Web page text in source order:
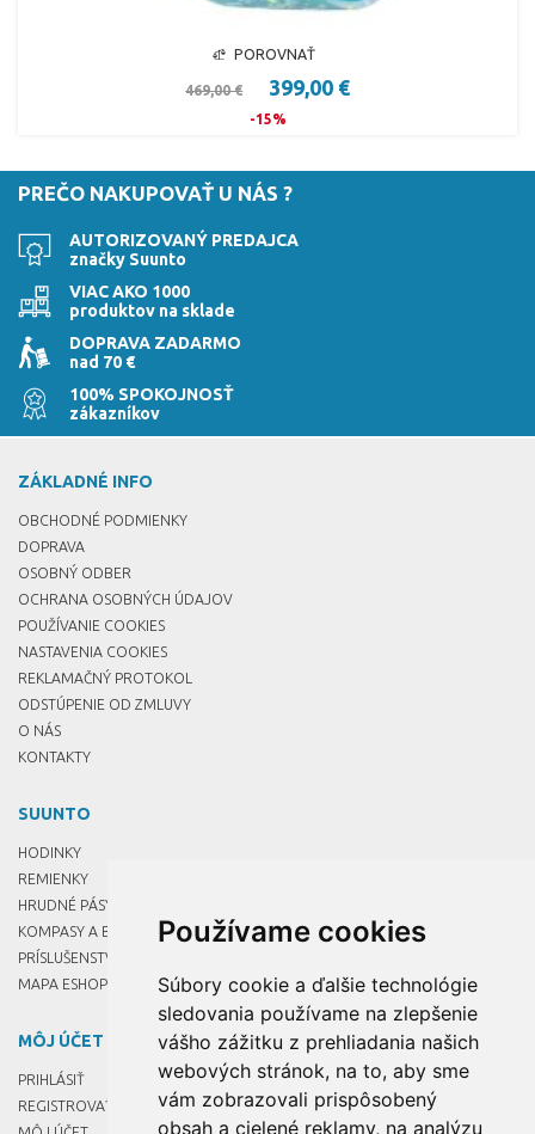
Používame cookies
Súbory cookie a ďalšie technológie
sledovania používame na zlepšenie
vášho zážitku z prehliadania našich
webových stránok, na to, aby sme
vám zobrazovali prispôsobený
obsah a cielené reklamy, na analýzu
POROVNAŤ
469,00 € 399,00 €
-15%
PREČO NAKUPOVAŤ U NÁS ?
AUTORIZOVANÝ PREDAJCA
značky Suunto
VIAC AKO 1000
produktov na sklade
DOPRAVA ZADARMO
nad 70 €
100% SPOKOJNOSŤ
zákazníkov
ZÁKLADNÉ INFO
OBCHODNÉ PODMIENKY
DOPRAVA
OSOBNÝ ODBER
OCHRANA OSOBNÝCH ÚDAJOV
POUŽÍVANIE COOKIES
NASTAVENIA COOKIES
REKLAMAČNÝ PROTOKOL
ODSTÚPENIE OD ZMLUVY
O NÁS
KONTAKTY
SUUNTO
HODINKY
REMIENKY
HRUDNÉ PÁSY
KOMPASY A BUZOLY
PRÍSLUŠENSTVO
MAPA ESHOPU
MÔJ ÚČET
PRIHLÁSIŤ
REGISTROVAŤ